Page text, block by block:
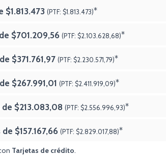
$1.813.473 (PTF: $1.813.473)*
$701.209,56 (PTF: $2.103.628,68)*
$371.761,97 (PTF: $2.230.571,79)*
$267.991,01 (PTF: $2.411.919,09)*
de $213.083,08 (PTF: $2.556.996,93)*
de $157.167,66 (PTF: $2.829.017,88)*
Tarjetas de crédito.